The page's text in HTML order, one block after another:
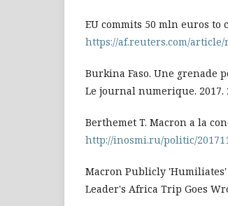
EU commits 50 mln euros to
https://af.reuters.com/article/
Burkina Faso. Une grenade
Le journal numerique. 2017.
Berthemet T. Macron a la
http://inosmi.ru/politic/
Macron Publicly
Leader's Africa Trip Goes